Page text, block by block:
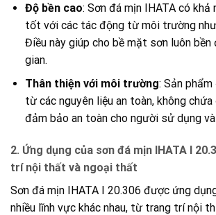
Độ bền cao: Sơn đá mịn IHATA có khả
tốt với các tác động từ môi trường như
Điều này giúp cho bề mặt sơn luôn
gian.
Thân thiện với môi trường: Sản
từ các nguyên liệu an toàn, không
đảm bảo an toàn cho người sử dụng
2. Ứng dụng của sơn đá mịn IHATA I
trí nội thất và ngoại thất
Sơn đá mịn IHATA I 20.306 được ứng
nhiều lĩnh vực khác nhau, từ trang trí nội